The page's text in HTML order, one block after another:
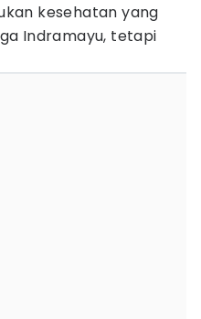
kesehatan yang
Indramayu, tetapi